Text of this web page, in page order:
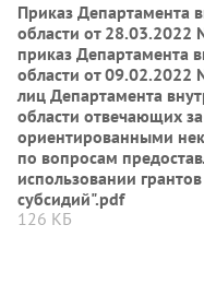
Приказ Департамента
области от 28.03.2022
приказ Департамента
области от 09.02.2022
лиц Департамента
области отвечающих
ориентированными
по вопросам
использовании
субсидий".pdf
126 КБ